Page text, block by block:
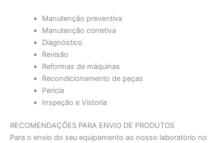
Manutenção preventiva
Manutenção corretiva
Diagnóstico
Revisão
Reformas de máquinas
Recondicionamento de peças
Perícia
Inspeção e Vistoria
RECOMENDAÇÕES PARA ENVIO DE PRODUTOS
Para o envio do seu equipamento ao nosso laboratório no